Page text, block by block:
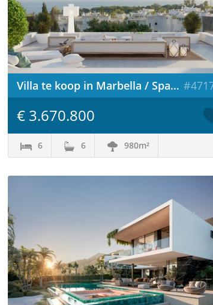
Villa te koop in Marbella / Spanje
€ 3.670.800
6 6 980m²